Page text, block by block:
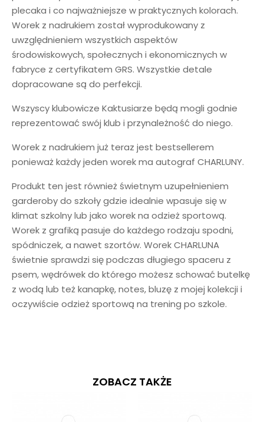
plecaka i co najważniejsze w praktycznych kolorach.
Worek z nadrukiem został wyprodukowany z
uwzględnieniem wszystkich aspektów
środowiskowych, społecznych i ekonomicznych w
fabryce z certyfikatem GRS. Wszystkie detale
dopracowane są do perfekcji.
Wszyscy klubowicze Kaktusiarze będą mogli godnie
reprezentować swój klub i przynależność do niego.
Worek z nadrukiem już teraz jest bestsellerem
ponieważ każdy jeden worek ma autograf CHARLUNY.
Produkt ten jest również świetnym uzupełnieniem
garderoby do szkoły gdzie idealnie wpasuje się w
klimat szkolny lub jako worek na odzież sportową.
Worek z grafiką pasuje do każdego rodzaju spodni,
spódniczek, a nawet szortów. Worek CHARLUNA
świetnie sprawdzi się podczas długiego spaceru z
psem, wędrówek do którego możesz schować butelkę
z wodą lub też kanapkę, notes, bluzę z mojej kolekcji i
oczywiście odzież sportową na trening po szkole.
ZOBACZ TAKŻE